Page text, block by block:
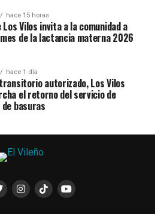
hace 15 horas
Vilos invita a la comunidad a
de la lactancia materna 2026
hace 1 día
autorizado, Los Vilos
el retorno del servicio de
basuras